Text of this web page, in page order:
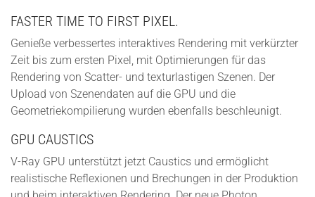
FASTER TIME TO FIRST PIXEL.
Genieße verbessertes interaktives Rendering mit verkürzter
Zeit bis zum ersten Pixel, mit Optimierungen für das
Rendering von Scatter- und texturlastigen Szenen. Der
Upload von Szenendaten auf die GPU und die
Geometriekompilierung wurden ebenfalls beschleunigt.
GPU CAUSTICS
V-Ray GPU unterstützt jetzt Caustics und ermöglicht
realistische Reflexionen und Brechungen in der Produktion